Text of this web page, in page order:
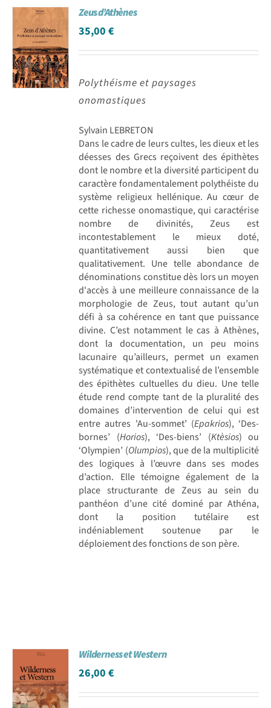
Achat en ligne
Panier WooCommerce
Zeus d’Athènes
35,00€
Polythéisme et paysages
onomastiques
Sylvain LEBRETON
Dans le cadre de leurs cultes, les dieux et les
déesses des Grecs reçoivent des épithètes
dont le nombre et la diversité participent du
caractère fondamentalement polythéiste du
système religieux hellénique. Au cœur de
cette richesse onomastique, qui caractérise
nombre de divinités, Zeus est
incontestablement le mieux doté,
quantitativement aussi bien que
qualitativement. Une telle abondance de
dénominations constitue dès lors un moyen
d'accès à une meilleure connaissance de la
morphologie de Zeus, tout autant qu’un
défi à sa cohérence en tant que puissance
divine. C’est notamment le cas à Athènes,
dont la documentation, un peu moins
lacunaire qu’ailleurs, permet un examen
systématique et contextualisé de l’ensemble
des épithètes cultuelles du dieu. Une telle
étude rend compte tant de la pluralité des
domaines d’intervention de celui qui est
entre autres 'Au-sommet’ (Epakrios), ‘Des-
bornes’ (Horios), ‘Des-biens’ (Ktèsios) ou
‘Olympien’ (Olumpios), que de la multiplicité
des logiques à l’œuvre dans ses modes
d’action. Elle témoigne également de la
place structurante de Zeus au sein du
panthéon d’une cité dominé par Athéna,
dont la position tutélaire est
indéniablement soutenue par le
déploiement des fonctions de son père.
Wilderness et Western
26,00€